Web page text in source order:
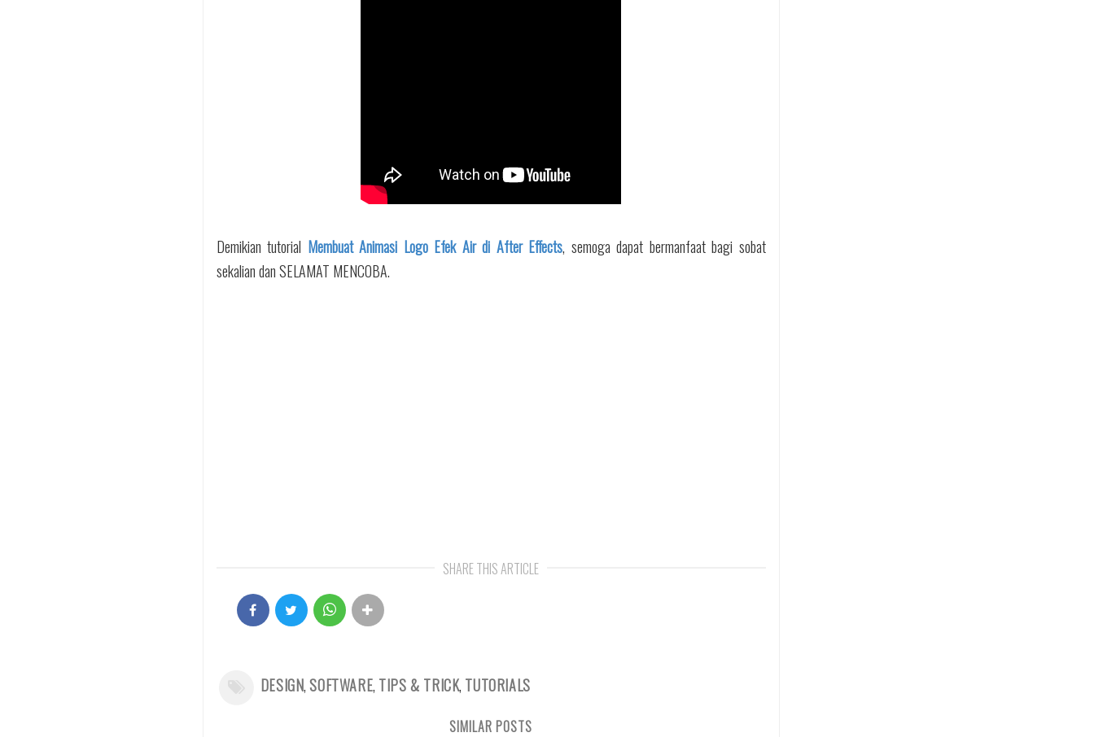
Demikian tutorial Membuat Animasi Logo Efek Air di After Effects, semoga dapat bermanfaat bagi sobat
sekalian dan SELAMAT MENCOBA.
SHARE THIS ARTICLE
DESIGN,SOFTWARE, TIPS & TRICK, TUTORIALS
SIMILAR POSTS